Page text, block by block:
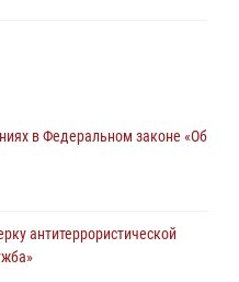
росгвардейцы за неделю
Дня ВДВ
в Федеральном законе «Об
антитеррористической